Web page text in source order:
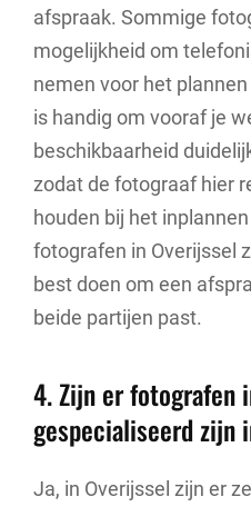
afspraak. Sommige
mogelijkheid om
nemen voor het
is handig om vooraf je
beschikbaarheid
zodat de fotograaf hier
houden bij het
fotografen in Overijssel
best doen om een
beide partijen past.
4. Zijn er fotografen
gespecialiseerd zijn
Ja, in Overijssel zijn er